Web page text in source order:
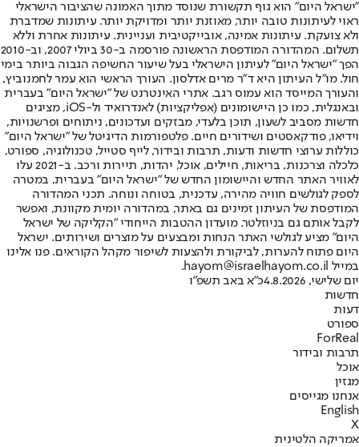
"ישראל היום" הוא גוף תקשורת שנוסד מתוך האמונה שהציבור הישראלי
ראוי לעיתונות טובה יותר, מאוזנת יותר ומדויקת יותר. עיתונות שמדברת
ולא צועקת. עיתונות אמינה, אובייקטיבית ועניינית. עיתונות אחרת וללא
תשלום. המהדורה המודפסת הראשונה פורסמה ב-30 ביולי 2007, וב-2010
הפך "ישראל היום" לעיתון הישראלי בעל שיעור החשיפה הגבוה ביותר בימי
חול. מו"ל העיתון היא ד"ר מרים אדלסון. העורך הראשי הוא עמר לחמנוביץ,
והעורך המייסד הוא עמוס רגב. אתרי האינטרנט של "ישראל היום" בעברית
ובאנגלית, כמו כן היישומונים (אפליקציות) לאנדרואיד ול-iOS, מציגים
חדשות מסביב לשעון, תוכן בלעדי, מבזקים ועדכונים, ניתוחים ופרשנויות,
וידיאו, פודקאסטים ושידורים חיים. פלטפורמות הדיגיטל של "ישראל היום"
כוללות ערוצי חדשות ודעות, תרבות ובידור, לייף סטייל, טכנולוגיה, ספורט,
כלכלה וצרכנות, בריאות, חיילים, אוכל, יהדות, תיירות ורכב. ב-2021 עלו
לאוויר האתר החדש והיישומון החדש של "ישראל היום" בעברית, במטרה
לספק לגולשים חוויה מהירה, עדכנית, בטוחה ונוחה. תכני המהדורה
המודפסת של העיתון זמינים גם באתר, במהדורה יומית מקוונת, ואפשר
לקבל אותם גם בניוזלטר. מועדון ההטבות הייחודי "הקליקה של ישראל
היום" מציע לגולשי האתר הנחות ומבצעים על מוצרים ושירותים. ישראל
היום פתוח להערות, לביקורת ולהצעות לשיפור מקהל הקוראים. פנו אלינו
במייל hayom@israelhayom.co.il.
יום שלישי, 4.8.2026
כ"א באב תשפ"ו
חדשות
דעות
ספורט
ForReal
תרבות ובידור
אוכל
מגזין
אנחנו מגייסים
English
X
אמריקה הלטינית